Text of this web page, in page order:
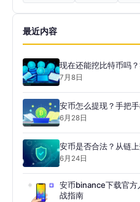
最近内容
现在还能挖比特币吗
7月8日
安币怎么提现？手把
6月28日
安币是否合法？从链
6月24日
安币binance下载官方
战指南